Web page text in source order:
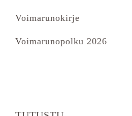
Voimarunokirje
Voimarunopolku 2026